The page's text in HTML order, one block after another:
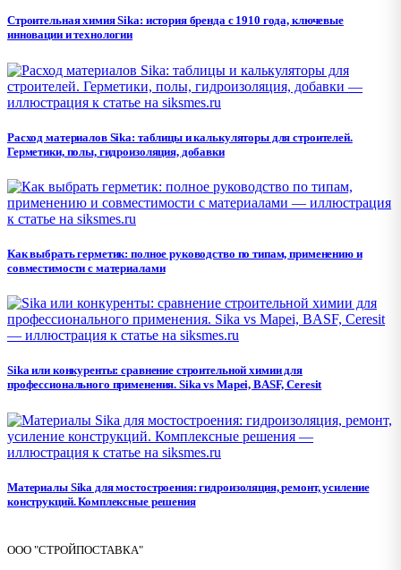
Строительная химия Sika: история бренда с 1910 года, ключевые
инновации и технологии
Расход материалов Sika: таблицы и калькуляторы для строителей.
Герметики, полы, гидроизоляция, добавки
Как выбрать герметик: полное руководство по типам, применению и
совместимости с материалами
Sika или конкуренты: сравнение строительной химии для
профессионального применения. Sika vs Mapei, BASF, Ceresit
Материалы Sika для мостостроения: гидроизоляция, ремонт, усиление
конструкций. Комплексные решения
ООО "СТРОЙПОСТАВКА"